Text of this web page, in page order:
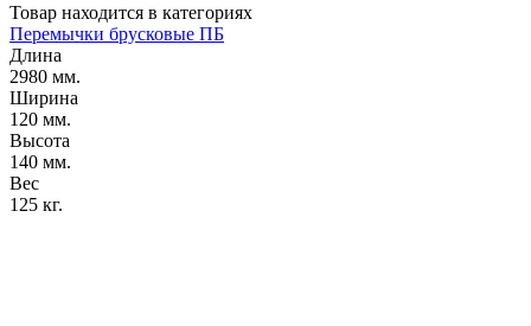
Товар находится в категориях
Перемычки брусковые ПБ
Длина
2980 мм.
Ширина
120 мм.
Высота
140 мм.
Вес
125 кг.